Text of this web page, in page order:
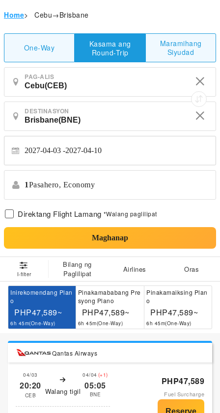
Home> Cebu→Brisbane
One-Way
Kasama ang
Round-Trip
Maramihang
Siyudad
PAG-ALIS
DESTINASYON
2027-04-03 2027-04-10
1Pasahero, Economy
Direktang Flight Lamang *Walang paglilipat
Maghanap
I-filter
Bilang ng
Paglilipat
Airlines Oras
Inirekomendang Plan
o
PHP47,589~
6h 45m(One-Way)
Pinakamababang Pre
syong Plano
PHP47,589~
6h 45m(One-Way)
Pinakamaiksing Plan
o
PHP47,589~
6h 45m(One-Way)
Qantas Airways
04/03
20:20
CEB Walang tigil
04/04 (+1)
05:05
BNE
PHP47,589
Fuel Surcharge